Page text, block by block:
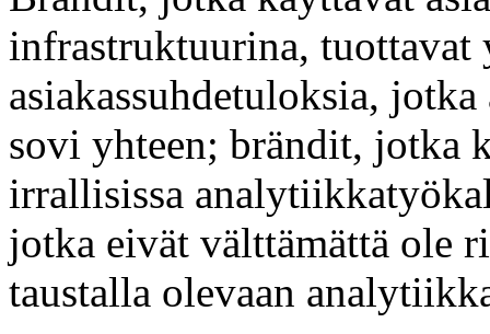
infrastruktuurina, tuottavat
asiakassuhdetuloksia,
sovi yhteen; brändit, jotka
irrallisissa
jotka eivät välttämättä ole
taustalla olevaan